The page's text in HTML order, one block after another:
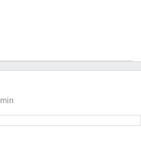
min